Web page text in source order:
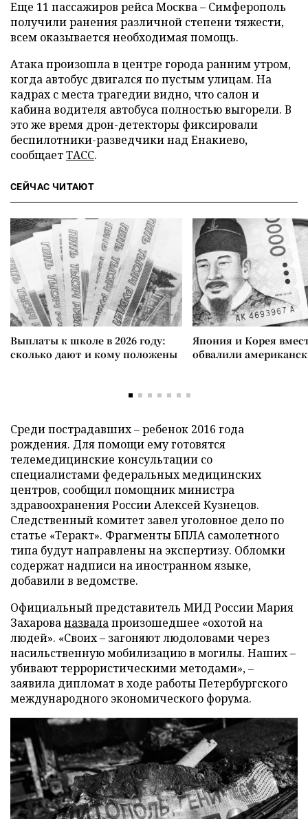
Еще 11 пассажиров рейса Москва – Симферополь
получили ранения различной степени тяжести,
всем оказывается необходимая помощь.
Атака произошла в центре города ранним утром,
когда автобус двигался по пустым улицам. На
кадрах с места трагедии видно, что салон и
кабина водителя автобуса полностью выгорели. В
это же время дрон-детекторы фиксировали
беспилотники-разведчики над Енакиево,
сообщаетТАСС.
СЕЙЧАС ЧИТАЮТ
Выплаты к школе в 2026 году:
сколько дают и кому положены
Япония и Корея
обвалили
Среди пострадавших – ребенок 2016 года
рождения. Для помощи ему готовятся
телемедицинские консультации со
специалистами федеральных медицинских
центров, сообщил помощник министра
здравоохранения России Алексей Кузнецов.
Следственный комитет завел уголовное дело по
статье «Теракт». Фрагменты БПЛА самолетного
типа будут направлены на экспертизу. Обломки
содержат надписи на иностранном языке,
добавили в ведомстве.
Официальный представитель МИД России Мария
Захарованазвалапроизошедшее «охотой на
людей». «Своих – загоняют людоловами через
насильственную мобилизацию в могилы. Наших –
убивают террористическими методами», –
заявила дипломат в ходе работы Петербургского
международного экономического форума.